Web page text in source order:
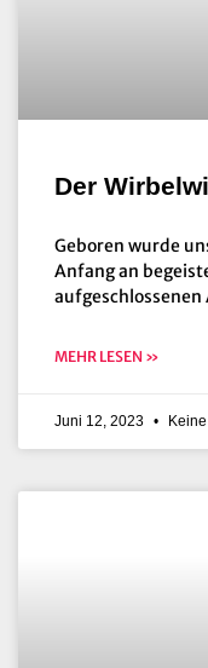
Der
Geboren wurde
Anfang an
MEHR LESEN »
Juni 12, 2023